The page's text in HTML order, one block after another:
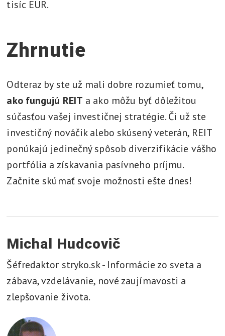
tisíc EUR.
Zhrnutie
Odteraz by ste už mali dobre rozumieť tomu,
ako fungujú REIT a ako môžu byť dôležitou
súčasťou vašej investičnej stratégie. Či už ste
investičný nováčik alebo skúsený veterán, REIT
ponúkajú jedinečný spôsob diverzifikácie vášho
portfólia a získavania pasívneho príjmu.
Začnite skúmať svoje možnosti ešte dnes!
Michal Hudcovič
Šéfredaktor stryko.sk - Informácie zo sveta a
zábava, vzdelávanie, nové zaujímavosti a
zlepšovanie života.